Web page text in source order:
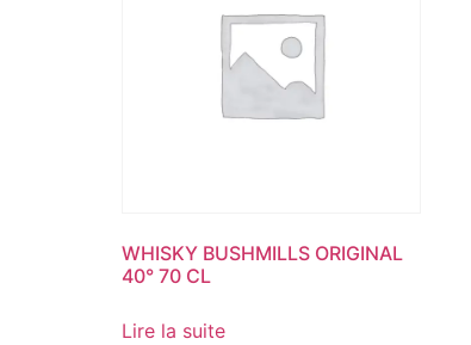
WHISKY BUSHMILLS ORIGINAL
40° 70 CL
Lire la suite